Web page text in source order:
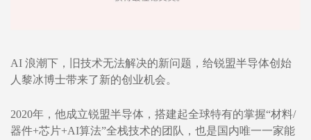
AI 浪潮下，旧技术无法解决的新问题，给锐盟半导体创始
人黎冰博士带来了新的创业机会。
2020年，他成立锐盟半导体，搭建起全球特有的掌握“材料/
器件+芯片+AI算法”全栈技术的团队，也是国内唯一一家能